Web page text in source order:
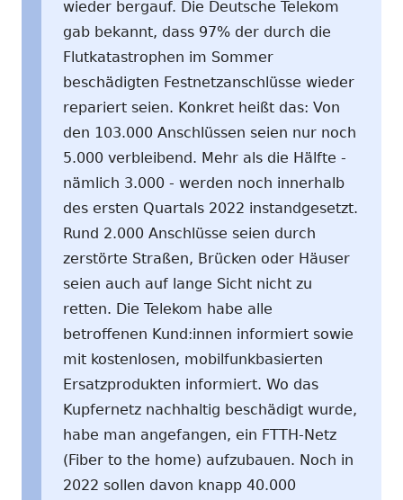
wieder bergauf. Die Deutsche Telekom
gab bekannt, dass 97% der durch die
Flutkatastrophen im Sommer
beschädigten Festnetzanschlüsse wieder
repariert seien. Konkret heißt das: Von
den 103.000 Anschlüssen seien nur noch
5.000 verbleibend. Mehr als die Hälfte -
nämlich 3.000 - werden noch innerhalb
des ersten Quartals 2022 instandgesetzt.
Rund 2.000 Anschlüsse seien durch
zerstörte Straßen, Brücken oder Häuser
seien auch auf lange Sicht nicht zu
retten. Die Telekom habe alle
betroffenen Kund:innen informiert sowie
mit kostenlosen, mobilfunkbasierten
Ersatzprodukten informiert. Wo das
Kupfernetz nachhaltig beschädigt wurde,
habe man angefangen, ein FTTH-Netz
(Fiber to the home) aufzubauen. Noch in
2022 sollen davon knapp 40.000